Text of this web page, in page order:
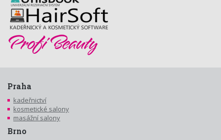
Praha
kadeřnictví
kosmetické salony
masážní salony
Brno